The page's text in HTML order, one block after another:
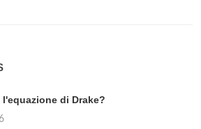
di Drake?